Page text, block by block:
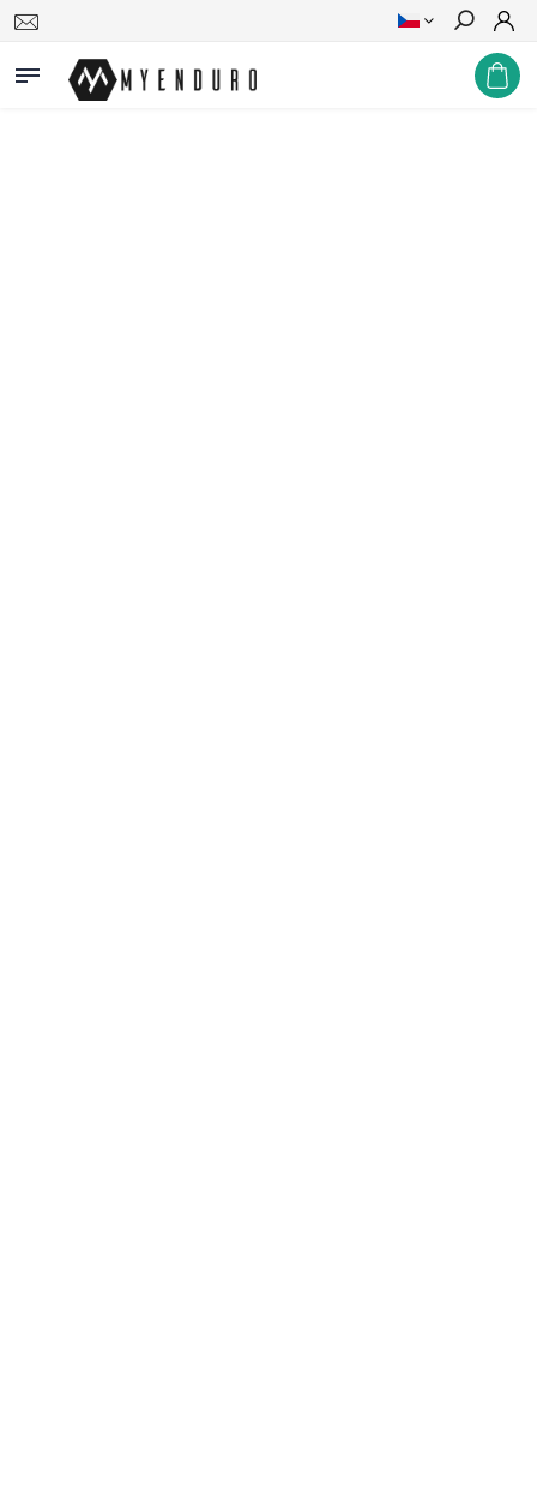
Hledat